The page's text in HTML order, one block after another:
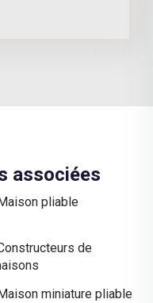
associées
Maison pliable
de
Maison miniature pliable